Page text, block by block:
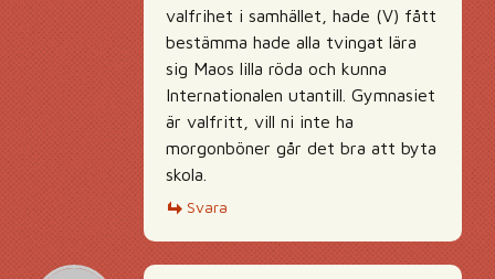
valfrihet i samhället, hade (V) fått
bestämma hade alla tvingat lära
sig Maos lilla röda och kunna
Internationalen utantill. Gymnasiet
är valfritt, vill ni inte ha
morgonböner går det bra att byta
skola.
Svara